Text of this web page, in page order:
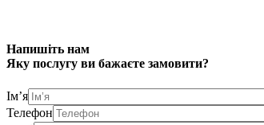
Напишіть нам
Яку послугу ви бажаєте замовити?
Ім’я
Телефон